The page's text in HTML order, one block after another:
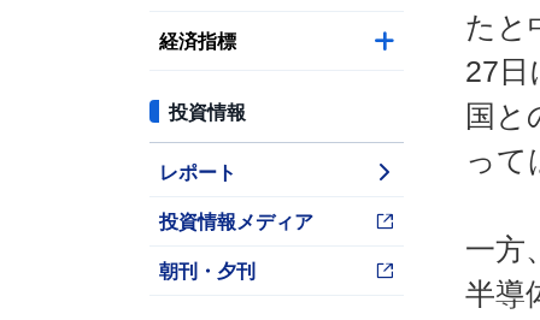
経済指標
投資情報
レポート
投資情報メディア
朝刊・夕刊
たと
27日
国と
って
一方
半導